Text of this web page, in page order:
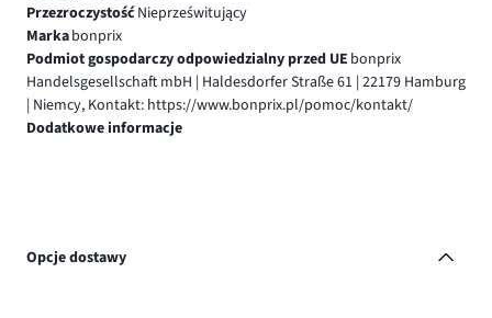
PrzezroczystośćNieprześwitujący
Markabonprix
Podmiot gospodarczy odpowiedzialny przed UE bonprix
Handelsgesellschaft mbH | Haldesdorfer Straße 61 | 22179 Hamburg
| Niemcy, Kontakt: https://www.bonprix.pl/pomoc/kontakt/
Dodatkowe informacje
Opcje dostawy